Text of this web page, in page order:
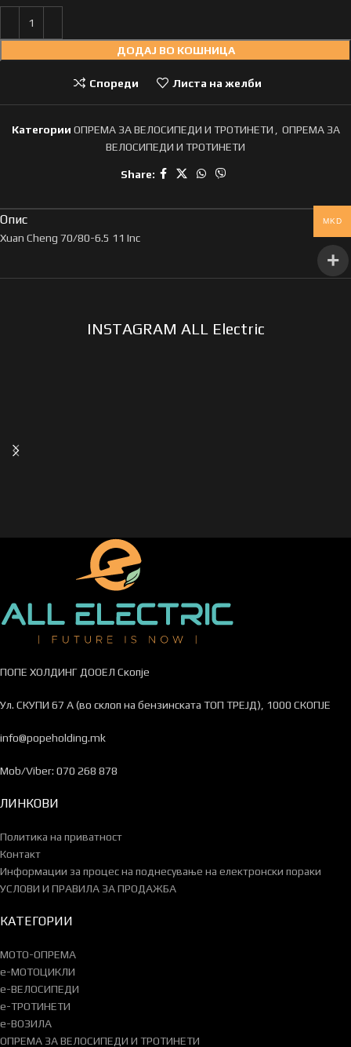
ДОДАЈ ВО КОШНИЦА
Спореди Листа на желби
Категории ОПРЕМА ЗА ВЕЛОСИПЕДИ И ТРОТИНЕТИ
ОПРЕМА ЗА
ВЕЛОСИПЕДИ И ТРОТИНЕТИ
Share:
Опис
Xuan Cheng 70/80-6.5 11 Inc
INSTAGRAM ALL Electric
ПОПЕ ХОЛДИНГ ДООЕЛ Скопје
Ул. СКУПИ 67 А (во склоп на бензинската ТОП ТРЕЈД), 1000 СКОПЈЕ
info@popeholding.mk
Mob/Viber: 070 268 878
ЛИНКОВИ
Политика на приватност
Контакт
Информации за процес на поднесување на електронски пораки
УСЛОВИ И ПРАВИЛА ЗА ПРОДАЖБА
КАТЕГОРИИ
МОТО-ОПРЕМА
e-МОТОЦИКЛИ
e-ВЕЛОСИПЕДИ
e-ТРОТИНЕТИ
e-ВОЗИЛА
ОПРЕМА ЗА ВЕЛОСИПЕДИ И ТРОТИНЕТИ
MKD